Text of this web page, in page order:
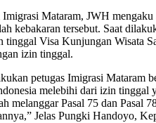
Mataram, JWH
kebakaran tersebut. Saat
Visa Kunjungan
izin tinggal.
petugas Imigrasi
melebihi dari izin
melanggar Pasal 75 dan
Jelas Pungki Handoyo,